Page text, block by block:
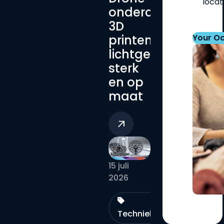
onderdelen
3D
printen:
lichtgewicht,
sterk
en op
maat
15 juli
2026
Technieken
Your